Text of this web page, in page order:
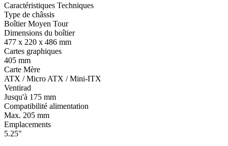
Caractéristiques Techniques
Type de châssis
Boîtier Moyen Tour
Dimensions du boîtier
477 x 220 x 486 mm
Cartes graphiques
405 mm
Carte Mère
ATX / Micro ATX / Mini-ITX
Ventirad
Jusqu'à 175 mm
Compatibilité alimentation
Max. 205 mm
Emplacements
5.25"